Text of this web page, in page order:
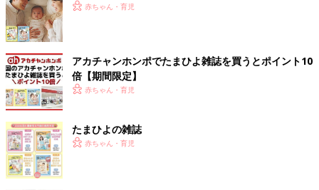
赤ちゃん・育児
アカチャンホンポでたまひよ雑誌を買うとポイント10
倍【期間限定】
赤ちゃん・育児
たまひよの雑誌
赤ちゃん・育児